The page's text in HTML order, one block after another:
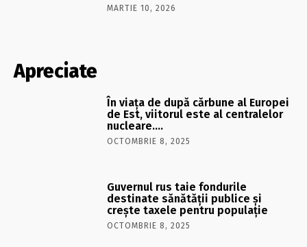
MARTIE 10, 2026
Apreciate
În viaţa de după cărbune al Europei
de Est, viitorul este al centralelor
nucleare….
OCTOMBRIE 8, 2025
Guvernul rus taie fondurile
destinate sănătății publice și
crește taxele pentru populație
OCTOMBRIE 8, 2025